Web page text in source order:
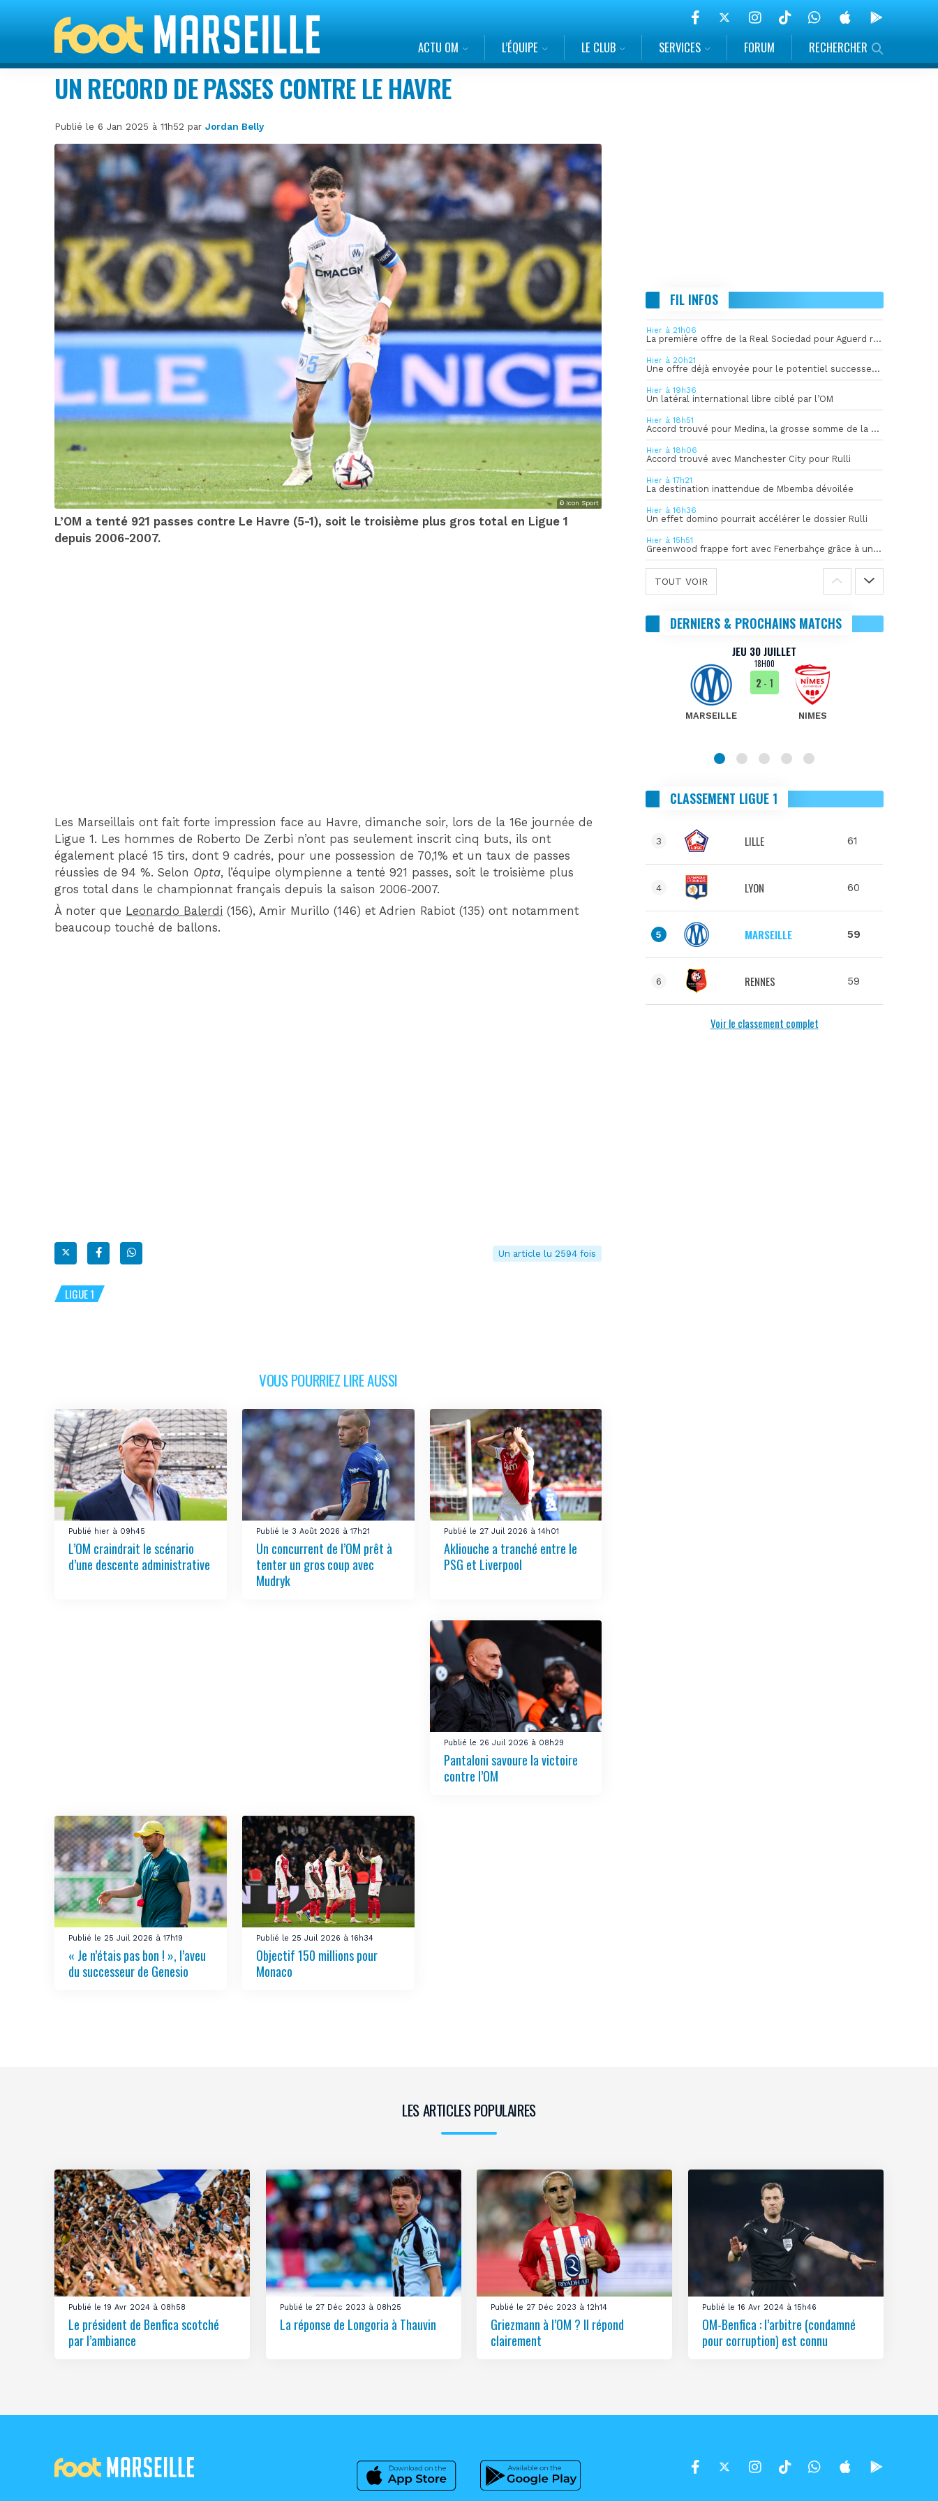
ACTU OM L’ÉQUIPE LE CLUB SERVICES FORUM RECHERCHER
UN RECORD DE PASSES CONTRE LE HAVRE
Publié le 6 Jan 2025 à 11h52 parJordan Belly
© Icon Sport
L’OM a tenté 921 passes contre Le Havre (5-1), soit le troisième plus gros total en Ligue 1
depuis 2006-2007.
Les Marseillais ont fait forte impression face au Havre, dimanche soir, lors de la 16e journée de
Ligue 1. Les hommes de Roberto De Zerbi n’ont pas seulement inscrit cinq buts, ils ont
également placé 15 tirs, dont 9 cadrés, pour une possession de 70,1% et un taux de passes
réussies de 94 %. Selon Opta, l’équipe olympienne a tenté 921 passes, soit le troisième plus
gros total dans le championnat français depuis la saison 2006-2007.
À noter que Leonardo Balerdi (156), Amir Murillo (146) et Adrien Rabiot (135) ont notamment
beaucoup touché de ballons.
Un article lu 2594 fois
LIGUE 1
VOUS POURRIEZ LIRE AUSSI
Publié hier à 09h45
L’OM craindrait le scénario
d’une descente administrative
Publié le 3 Août 2026 à 17h21
Un concurrent de l’OM prêt à
tenter un gros coup avec
Mudryk
Publié le 27 Juil 2026 à 14h01
Akliouche a tranché entre le
PSG et Liverpool
Publié le 26 Juil 2026 à 08h29
Pantaloni savoure la victoire
contre l’OM
Publié le 25 Juil 2026 à 17h19
« Je n’étais pas bon ! », l’aveu
du successeur de Genesio
Publié le 25 Juil 2026 à 16h34
Objectif 150 millions pour
Monaco
FIL INFOS
Hier à 21h06
La première offre de la Real Sociedad pour Aguerd refusée par l’OM
Hier à 20h21
Une offre déjà envoyée pour le potentiel successeur de Rulli
Hier à 19h36
Un latéral international libre ciblé par l’OM
Hier à 18h51
Accord trouvé pour Medina, la grosse somme de la vente dévoilée
Hier à 18h06
Accord trouvé avec Manchester City pour Rulli
Hier à 17h21
La destination inattendue de Mbemba dévoilée
Hier à 16h36
Un effet domino pourrait accélérer le dossier Rulli
Hier à 15h51
Greenwood frappe fort avec Fenerbahçe grâce à un but spectaculaire
TOUT VOIR
DERNIERS & PROCHAINS MATCHS
JEU 30 JUILLET
18H00
MARSEILLE
2- 1
NIMES
CLASSEMENT LIGUE 1
3 LILLE 61
4 LYON 60
5 MARSEILLE 59
6 RENNES 59
Voir le classement complet
LES ARTICLES POPULAIRES
Publié le 19 Avr 2024 à 08h58
Le président de Benfica scotché
par l’ambiance
Publié le 27 Déc 2023 à 08h25
La réponse de Longoria à Thauvin
Publié le 27 Déc 2023 à 12h14
Griezmann à l’OM ? Il répond
clairement
Publié le 16 Avr 2024 à 15h46
OM-Benfica : l’arbitre (condamné
pour corruption) est connu